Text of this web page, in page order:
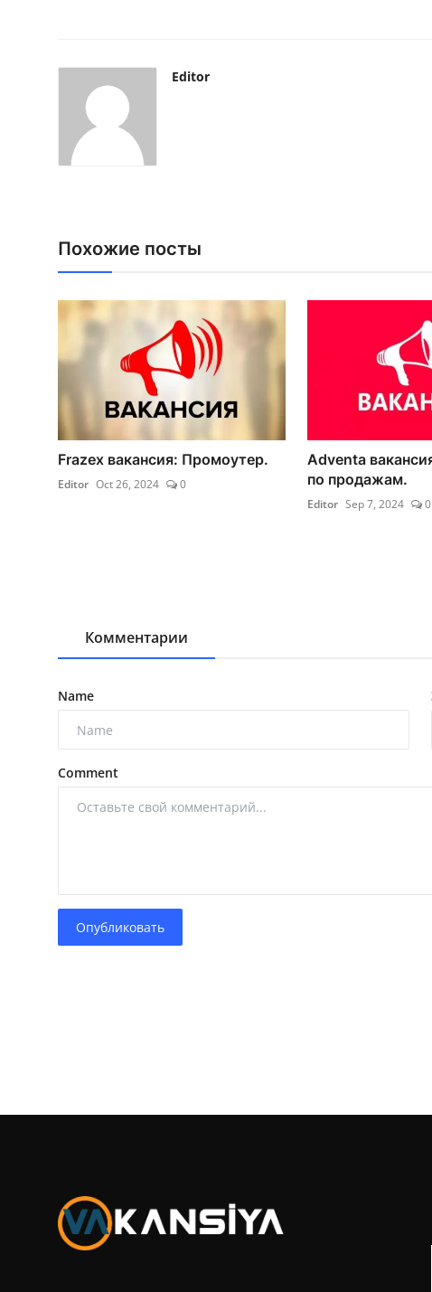
Editor
Похожие посты
Frazex вакансия: Промоутер.
Editor Oct 26, 2024 0
Adventa
по продажам.
Editor Sep 7, 2024 0
Комментарии
Name
Comment
Опубликовать